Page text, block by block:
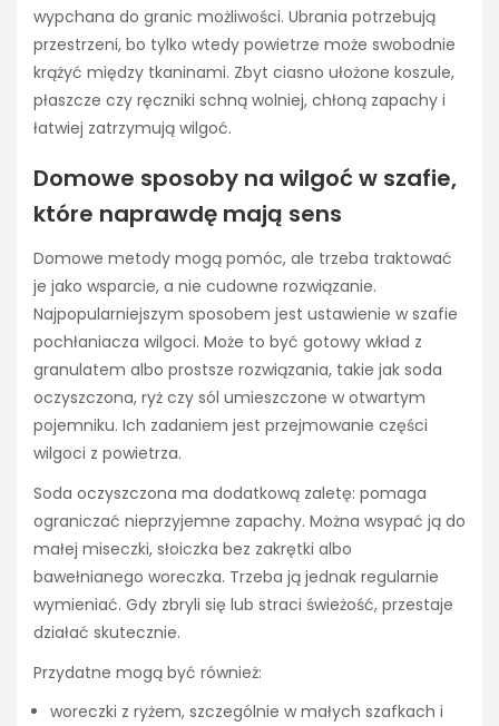
wypchana do granic możliwości. Ubrania potrzebują
przestrzeni, bo tylko wtedy powietrze może swobodnie
krążyć między tkaninami. Zbyt ciasno ułożone koszule,
płaszcze czy ręczniki schną wolniej, chłoną zapachy i
łatwiej zatrzymują wilgoć.
Domowe sposoby na wilgoć w szafie,
które naprawdę mają sens
Domowe metody mogą pomóc, ale trzeba traktować
je jako wsparcie, a nie cudowne rozwiązanie.
Najpopularniejszym sposobem jest ustawienie w szafie
pochłaniacza wilgoci. Może to być gotowy wkład z
granulatem albo prostsze rozwiązania, takie jak soda
oczyszczona, ryż czy sól umieszczone w otwartym
pojemniku. Ich zadaniem jest przejmowanie części
wilgoci z powietrza.
Soda oczyszczona ma dodatkową zaletę: pomaga
ograniczać nieprzyjemne zapachy. Można wsypać ją do
małej miseczki, słoiczka bez zakrętki albo
bawełnianego woreczka. Trzeba ją jednak regularnie
wymieniać. Gdy zbryli się lub straci świeżość, przestaje
działać skutecznie.
Przydatne mogą być również:
woreczki z ryżem, szczególnie w małych szafkach i